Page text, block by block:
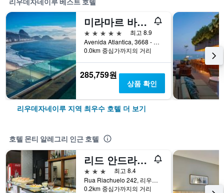
리우데자네이루 베스트 호텔
미라마르 바이 윈저 코파카바나
5성급
최고 8.9
Avenida Atlantica, 3668 - Copacabana, 리우데자네이루, 브라질
0.0km 중심가까지의 거리
285,759원
상품 확인
리우데자네이루 지역 최우수 호텔 더 보기
호텔 몬티 알레그리 인근 호텔
리드 안드라지 라파
3성급
최고 8.4
Rua Riachuelo 242, 리우데자네이루, 브라질
0.2km 중심가까지의 거리